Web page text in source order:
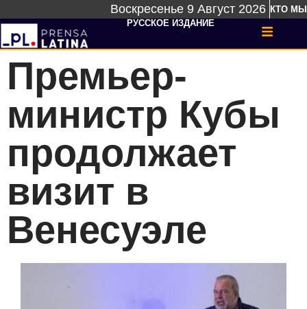
Воскресенье 9 Август 2026 КТО МЫ
РУССКОЕ ИЗДАНИЕ
Премьер-
министр Кубы
продолжает
визит в
Венесуэле